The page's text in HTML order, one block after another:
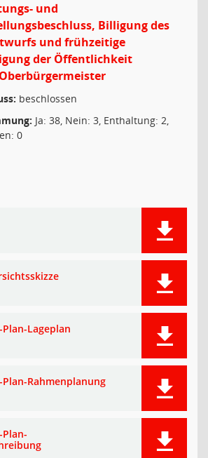
und
Billigung des
und frühzeitige
der Öffentlichkeit
beschlossen
Ja: 38, Nein: 3, Enthaltung: 2,
0
Plan-Lageplan
Plan-Rahmenplanung
Plan-